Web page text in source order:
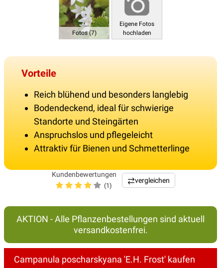
Fotos (7)
Eigene Fotos
hochladen
Vorteile
Reich blühend und besonders langlebig
Bodendeckend, ideal für schwierige
Standorte und Steingärten
Anspruchslos und pflegeleicht
Attraktiv für Bienen und Schmetterlinge
Kundenbewertungen
(1)
vergleichen
AKTION - Alle Pflanzenbestellungen sind aktuell
versandkostenfrei.
Campanula poscharskyana 'E.H. Frost' kaufen